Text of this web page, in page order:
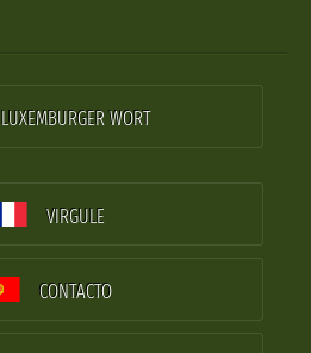
LUXEMBURGER WORT
VIRGULE
CONTACTO